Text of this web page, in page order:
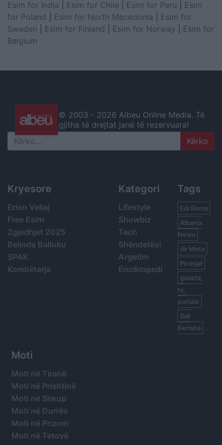
Esim for India
Esim for Chile Esim for Peru
Esim
for Poland
Esim for North Macedonia
Esim for
Sweden
Esim for Finland Esim for Norway
Esim for
Belgium
© 2003 - 2026 Albeu Online Media. Të
gjitha të drejtat janë të rezervuara!
Search
Kryesore
Erion Veliaj
Free Esim
Zgjedhjet 2025
Belinda Balluku
SPAK
Kombëtarja
Kategori
Lifestyle
Showbiz
Tech
Shëndetësi
Argetim
Enciklopedi
Tags
Edi Rama
Albania
News
Ilir Meta
Piranjat
gazeta,
tv,
portale
Sali
Berisha
Moti
Moti në Tiranë
Moti në Prishtinë
Moti në Shkup
Moti në Durrës
Moti në Prizren
Moti në Tetovë